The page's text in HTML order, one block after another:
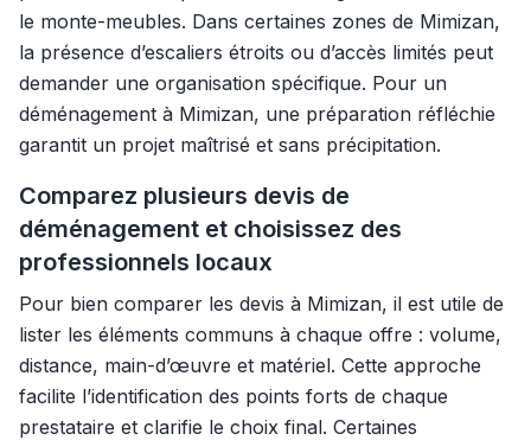
le monte-meubles. Dans certaines zones de Mimizan,
la présence d’escaliers étroits ou d’accès limités peut
demander une organisation spécifique. Pour un
déménagement à Mimizan, une préparation réfléchie
garantit un projet maîtrisé et sans précipitation.
Comparez plusieurs devis de
déménagement et choisissez des
professionnels locaux
Pour bien comparer les devis à Mimizan, il est utile de
lister les éléments communs à chaque offre : volume,
distance, main-d’œuvre et matériel. Cette approche
facilite l’identification des points forts de chaque
prestataire et clarifie le choix final. Certaines